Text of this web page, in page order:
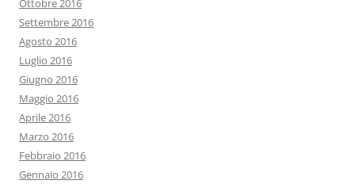
Ottobre 2016
Settembre 2016
Agosto 2016
Luglio 2016
Giugno 2016
Maggio 2016
Aprile 2016
Marzo 2016
Febbraio 2016
Gennaio 2016